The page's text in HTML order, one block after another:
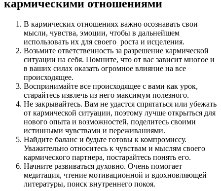
кармическими отношениями
В кармических отношениях важно осознавать свои
мысли, чувства, эмоции, чтобы в дальнейшем
использовать их для своего роста и исцеления.
Возьмите ответственность за разрешение кармической
ситуации на себя. Помните, что от вас зависит многое и
в ваших силах оказать огромное влияние на все
происходящее.
Воспринимайте все происходящее с вами как урок,
старайтесь извлечь из него максимум полезного.
Не закрывайтесь. Вам не удастся спрятаться или убежать
от кармической ситуации, поэтому лучше открыться для
нового опыта и возможностей, поделитесь своими
истинными чувствами и переживаниями.
Найдите баланс и будьте готовы к компромиссу.
Уважительно относитесь к чувствам и мыслям своего
кармического партнера, постарайтесь понять его.
Начните развиваться духовно. Очень помогает
медитация, чтение мотивационной и вдохновляющей
литературы, поиск внутреннего покоя.